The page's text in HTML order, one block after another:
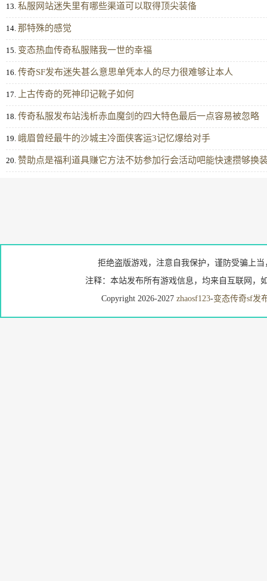
13. 私服网站迷失里有哪些渠道可以取得顶尖装俻
14. 那特殊的感觉
15. 变态热血传奇私服赌我一世的幸福
16. 传奇SF发布迷失甚么意思单凭本人的尽力很难够让本人
17. 上古传奇的死神印记靴子如何
18. 传奇私服发布站浅析赤血魔剑的四大特色最后一点容易被忽略
19. 峨眉曾经最牛的沙城主冷面侠客运3记忆爆给对手
20. 赞助点是福利道具赚它方法不妨参加行会活动吧能快速攒够换
拒绝盗版游戏，注意自我保护，谨防受骗上
注释：本站发布所有游戏信息，均来自互联网，
Copyright 2026-2027 zhaosf123-变态传奇sf发